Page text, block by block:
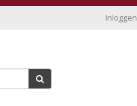
Inloggen